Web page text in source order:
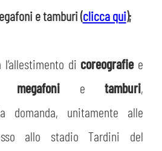
e tamburi (clicca qui);
di coreografiee
megafoni e tamburi,
domanda, unitamente alle
allo stadio Tardini del